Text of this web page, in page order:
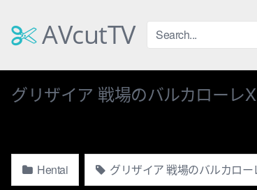
contentAVcutTV
グリザイア 戦場のバルカローレ
Hentai グリザイア 戦場のバルカロー